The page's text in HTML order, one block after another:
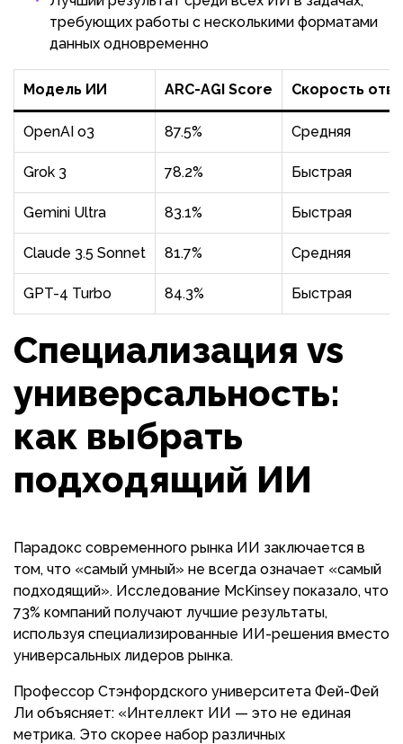
требующих работы с несколькими форматами
данных одновременно
Модель ИИ ARC-AGI Score Скорость
OpenAI o3 87.5% Средняя
Grok 3 78.2% Быстрая
Gemini Ultra 83.1% Быстрая
Claude 3.5 Sonnet 81.7% Средняя
GPT-4 Turbo 84.3% Быстрая
Специализация vs
универсальность:
как выбрать
подходящий ИИ
Парадокс современного рынка ИИ заключается в
том, что «самый умный» не всегда означает «самый
подходящий». Исследование McKinsey показало, что
73% компаний получают лучшие результаты,
используя специализированные ИИ-решения вместо
универсальных лидеров рынка.
Профессор Стэнфордского университета Фей-Фей
Ли объясняет: «Интеллект ИИ — это не единая
метрика. Это скорее набор различных